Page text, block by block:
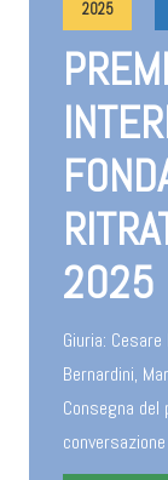
2025
2025
Giuria:
Bernardini,
Consegna del